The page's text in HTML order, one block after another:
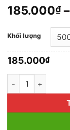
185.000₫ –
Khối lượng
185.000₫
1kg Huyền Sâm/